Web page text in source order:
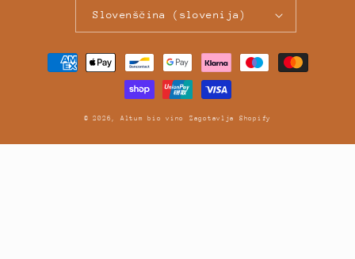
Slovenščina (slovenija)
Načini
plačila
© 2026, Altum bio vino Zagotavlja Shopify